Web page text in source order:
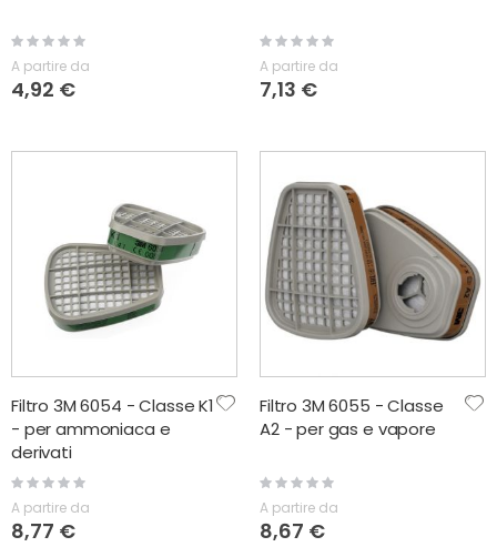
Rating:
0%
A partire da
4,92 €
Rating:
0%
A partire da
7,13 €
Filtro 3M 6054 - Classe K1
- per ammoniaca e
derivati
Rating:
0%
A partire da
8,77 €
Filtro 3M 6055 - Classe
A2 - per gas e vapore
Rating:
0%
A partire da
8,67 €